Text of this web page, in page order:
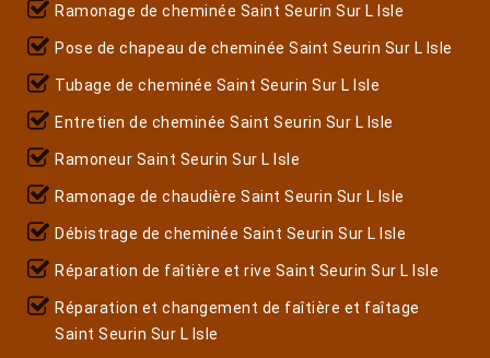
Ramonage de cheminée Saint Seurin Sur L Isle
Pose de chapeau de cheminée Saint Seurin Sur L Isle
Tubage de cheminée Saint Seurin Sur L Isle
Entretien de cheminée Saint Seurin Sur L Isle
Ramoneur Saint Seurin Sur L Isle
Ramonage de chaudière Saint Seurin Sur L Isle
Débistrage de cheminée Saint Seurin Sur L Isle
Réparation de faîtière et rive Saint Seurin Sur L Isle
Réparation et changement de faîtière et faîtage
Saint Seurin Sur L Isle